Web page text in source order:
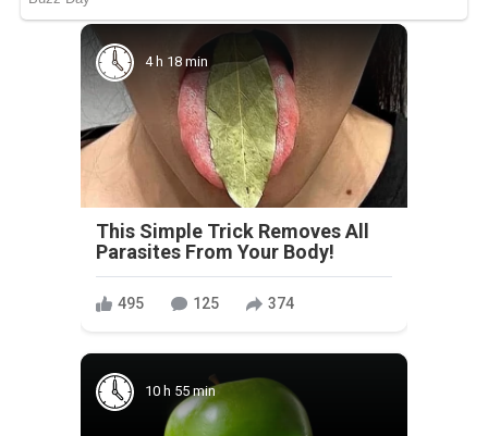
4 h 18 min
This Simple Trick Removes All
Parasites From Your Body!
495 125 374
10 h 55 min